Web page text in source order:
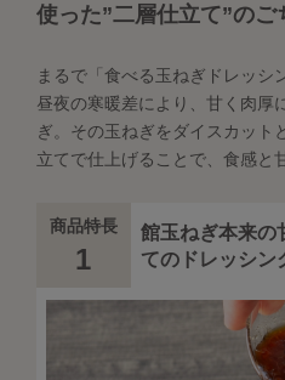
使った”二層仕立て”の
まるで「食べる玉ねぎドレッシ
昼夜の寒暖差により、甘く肉厚
ぎ。その玉ねぎをダイスカット
立てで仕上げることで、食感と
商品特長
1
館玉ねぎ本来の
てのドレッシン